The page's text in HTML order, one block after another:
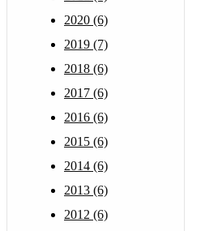
2020 (6)
2019 (7)
2018 (6)
2017 (6)
2016 (6)
2015 (6)
2014 (6)
2013 (6)
2012 (6)